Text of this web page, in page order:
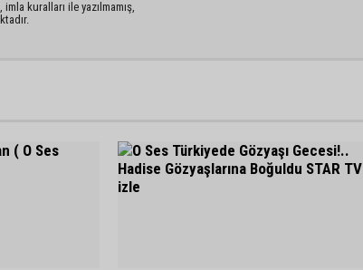
kuralları ile yazılmamış,